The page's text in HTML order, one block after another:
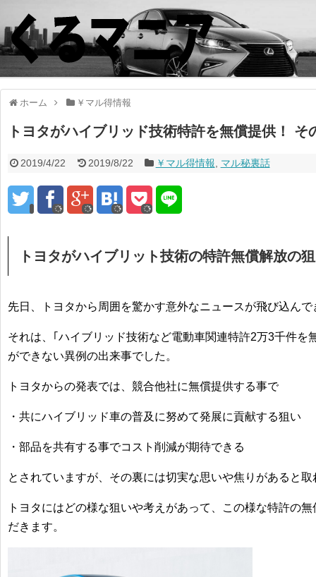
ホーム ￥マル得情報
トヨタがハイブリッド技術特許を無償提供！ そ
2019/4/22 2019/8/22 ￥マル得情報 マル秘裏話
トヨタがハイブリット技術の特許無償解放の
先日、トヨタから周囲を驚かす意外なニュースが飛び込んで
それは、｢ ハイブリッド技術など電動車関連特許2万3千件を
ができない異例の出来事でした。
トヨタからの発表では、競合他社に無償提供する事で
・共にハイブリッド車の普及 に努めて発展に貢献する狙い
・部品を共有する事でコスト削減が期待できる
とされていますが、その裏には切実な思いや焦りがあると取
トヨタにはどの様な狙いや考えがあって、この様な特許の
だきます。